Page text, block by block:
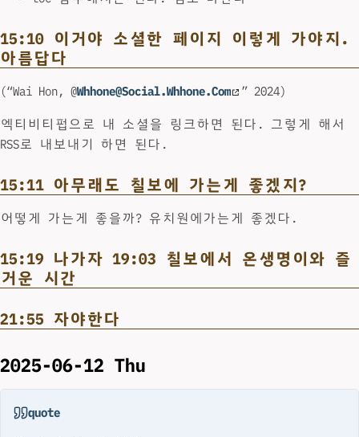
15:10 이거야 소셜한 페이지 이렇게 가야지.
아름답다
(“Wai Hon, @Whhone@Social.Whhone.Com ” 2024)
엑티비티펍으로 내 소셜을 링크하면 된다. 그렇게 해서
RSS로 내보내기 하면 된다.
15:11 아무래도 칠보에 가는게 좋겠지?
어떻게 가는게 좋을까? 유치원에가는게 좋겠다.
15:19 나가자 19:03 칠보에서 온생명이와 즐
거운 시간
21:55 자야한다
2025-06-12 Thu
quote